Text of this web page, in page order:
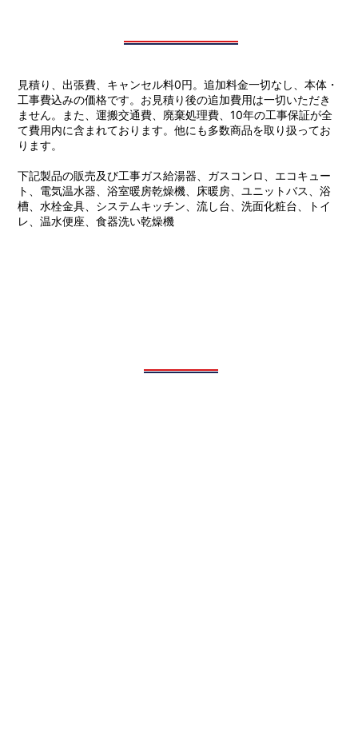
見積り、出張費、キャンセル料0円。追加料金一切なし、本体・
工事費込みの価格です。お見積り後の追加費用は一切いただき
ません。また、運搬交通費、廃棄処理費、10年の工事保証が全
て費用内に含まれております。他にも多数商品を取り扱ってお
ります。
下記製品の販売及び工事ガス給湯器、ガスコンロ、エコキュー
ト、電気温水器、浴室暖房乾燥機、床暖房、ユニットバス、浴
槽、水栓金具、システムキッチン、流し台、洗面化粧台、トイ
レ、温水便座、食器洗い乾燥機